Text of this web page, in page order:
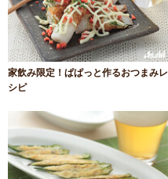
家飲み限定！ぱぱっと作るおつまみレ
シピ